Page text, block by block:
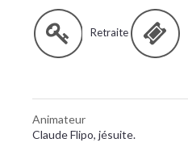
Retraite
Animateur
Claude Flipo, jésuite.